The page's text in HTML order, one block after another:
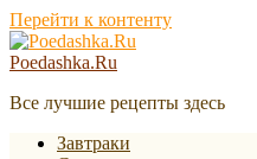
Перейти к контенту
Poedashka.Ru
Все лучшие рецепты здесь
Завтраки